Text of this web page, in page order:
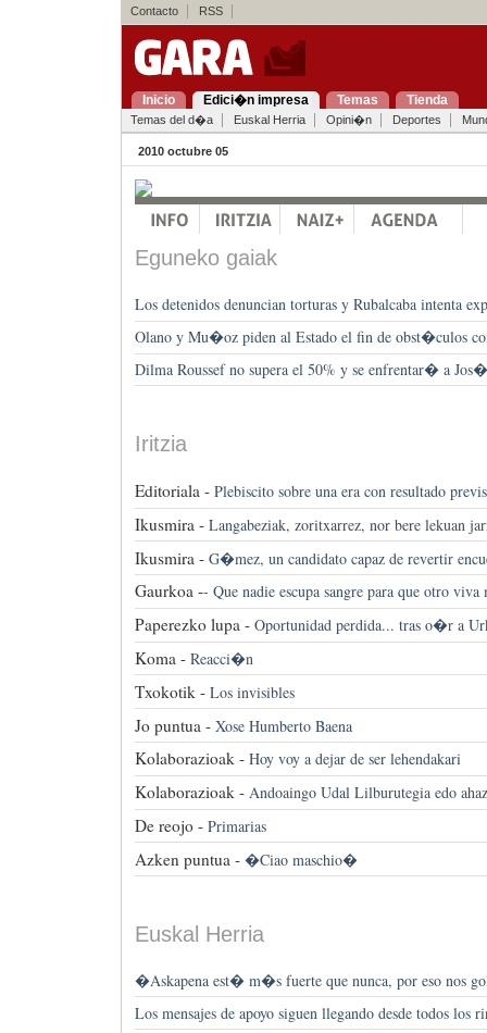
Contacto RSS
Inicio Edici�n impresa Temas Tienda
Temas del d�a Euskal Herria Opini�n Deportes
2010 octubre 05
Eguneko gaiak
Los detenidos denuncian torturas y Rubalcaba intenta
Olano y Mu�oz piden al Estado el fin de obst�culos
Dilma Roussef no supera el 50% y se enfrentar� a
Iritzia
Editoriala - Plebiscito sobre una era con resultado
Ikusmira - Langabeziak, zoritxarrez, nor bere lekuan
Ikusmira - G�mez, un candidato capaz de revertir
Gaurkoa -- Que nadie escupa sangre para que otro viva
Paperezko lupa - Oportunidad perdida... tras o�r a
Koma - Reacci�n
Txokotik - Los invisibles
Jo puntua - Xose Humberto Baena
Kolaborazioak - Hoy voy a dejar de ser lehendakari
Kolaborazioak - Andoaingo Udal Lilburutegia edo
De reojo - Primarias
Azken puntua - �Ciao maschio�
Euskal Herria
�Askapena est� m�s fuerte que nunca, por eso nos
Los mensajes de apoyo siguen llegando desde todos los